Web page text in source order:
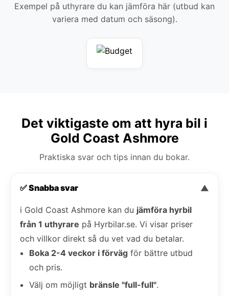
Exempel på uthyrare du kan jämföra här (utbud kan
variera med datum och säsong).
Det viktigaste om att hyra bil i
Gold Coast Ashmore
Praktiska svar och tips innan du bokar.
✅ Snabba svar ▼
i Gold Coast Ashmore kan du jämföra hyrbil
från 1 uthyrare på Hyrbilar.se. Vi visar priser
och villkor direkt så du vet vad du betalar.
Boka 2-4 veckor i förväg för bättre utbud
och pris.
Välj om möjligt bränsle "full-full".